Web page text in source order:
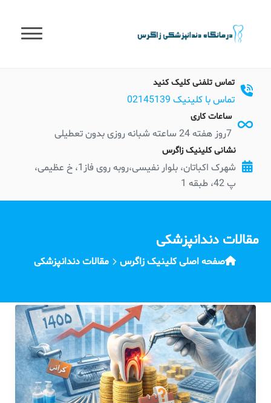
content
تماس تلفنی کلیک کنید
تماس با کلینیک 02145139
ساعات کاری
7روز هفته 24 ساعته شبانه روزی بدون تعطیلی
نشانی کلینیک زاگرس
شهرک اکباتان، بلوار نفیسی،روبه روی فاز1، خ عظیمی،
پ 42، طبقه 1
مقالات دندانپزشکی
صفحه اصلی کلینیک زاگرس مقالات دندانپزشکی